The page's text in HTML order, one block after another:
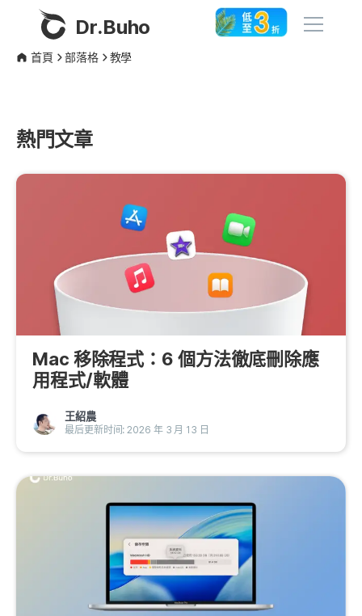
Dr.Buho
產品
BuhoRepair
BuhoNTFS
BuhoBarX
BuhoLaunchpad
更多
關於我們
聯絡我們
隱私權政策
服務條款
首頁 部落格 教學
熱門文章
Mac 移除程式：6 個方法徹底刪除應
用程式/軟體
王紹農
最后更新时间: 2026 年 3 月 13 日